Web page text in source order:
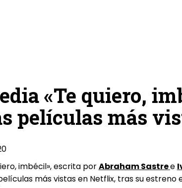
«Te quiero,
películas más
imbécil», escrita porAbraham Sastree
más vistas en Netflix, tras su estreno